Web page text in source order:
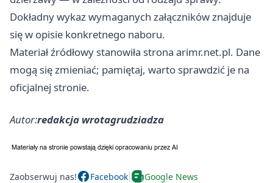
Dokładny wykaz wymaganych załączników znajduje
się w opisie konkretnego naboru.
Materiał źródłowy stanowiła strona arimr.net.pl. Dane
mogą się zmieniać; pamiętaj, warto sprawdzić je na
oficjalnej stronie.
Autor:redakcja wrotagrudziadza
Zaobserwuj nas! Facebook Google News